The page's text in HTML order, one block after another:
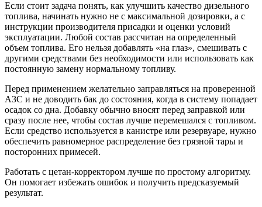
Если стоит задача понять, как улучшить качество дизельного
топлива, начинать нужно не с максимальной дозировки, а с
инструкции производителя присадки и оценки условий
эксплуатации. Любой состав рассчитан на определенный
объем топлива. Его нельзя добавлять «на глаз», смешивать с
другими средствами без необходимости или использовать как
постоянную замену нормальному топливу.
Перед применением желательно заправляться на проверенной
АЗС и не доводить бак до состояния, когда в систему попадает
осадок со дна. Добавку обычно вносят перед заправкой или
сразу после нее, чтобы состав лучше перемешался с топливом.
Если средство используется в канистре или резервуаре, нужно
обеспечить равномерное распределение без грязной тары и
посторонних примесей.
Работать с цетан-корректором лучше по простому алгоритму.
Он помогает избежать ошибок и получить предсказуемый
результат.